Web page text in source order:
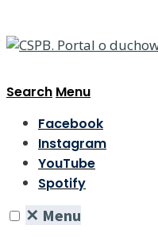
Search Menu
Facebook
Instagram
YouTube
Spotify
✕ Menu